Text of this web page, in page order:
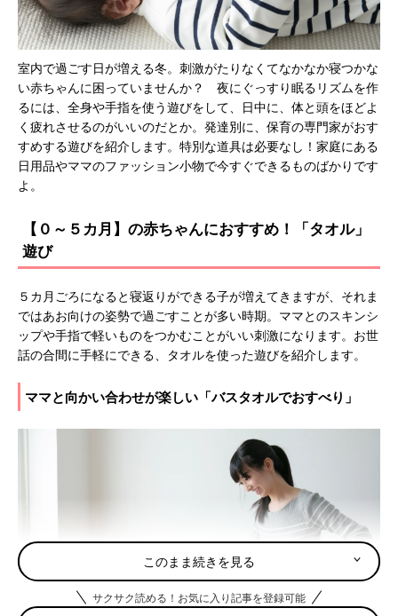
室内で過ごす日が増える冬。刺激がたりなくてなかなか寝つかな
い赤ちゃんに困っていませんか？ 夜にぐっすり眠るリズムを作
るには、全身や手指を使う遊びをして、日中に、体と頭をほどよ
く疲れさせるのがいいのだとか。発達別に、保育の専門家がおす
すめする遊びを紹介します。特別な道具は必要なし！家庭にある
日用品やママのファッション小物で今すぐできるものばかりです
よ。
【０～５カ月】の赤ちゃんにおすすめ！「タオル」
遊び
５カ月ごろになると寝返りができる子が増えてきますが、それま
ではあお向けの姿勢で過ごすことが多い時期。ママとのスキンシ
ップや手指で軽いものをつかむことがいい刺激になります。お世
話の合間に手軽にできる、タオルを使った遊びを紹介します。
ママと向かい合わせが楽しい「バスタオルでおすべり」
このまま続きを見る
サクサク読める！お気に入り記事を登録可能